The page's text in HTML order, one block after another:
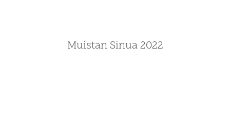
Muistan Sinua 2022